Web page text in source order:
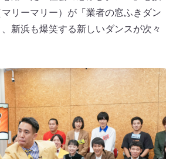
リーマリー）が「業者の窓ふきダン
新浜も爆笑する新しいダンスが次々